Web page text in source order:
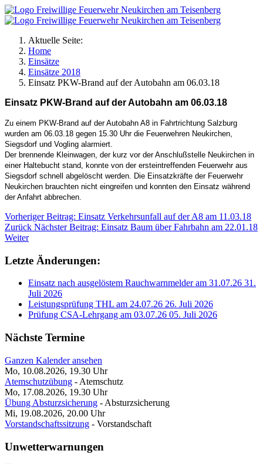
Aktuelle Seite:
Home
Einsätze
Einsätze 2018
Einsatz PKW-Brand auf der Autobahn am 06.03.18
Einsatz PKW-Brand auf der Autobahn am 06.03.18
Zu einem PKW-Brand auf der Autobahn A8 in Fahrtrichtung Salzburg
wurden am 06.03.18 gegen 15.30 Uhr die Feuerwehren Neukirchen,
Siegsdorf und Vogling alarmiert.
Der brennende Kleinwagen, der kurz vor der Anschlußstelle Neukirchen in
einer Haltebucht stand, konnte von der ersteintreffenden Feuerwehr aus
Siegsdorf schnell abgelöscht werden. Die Einsatzkräfte der Feuerwehr
Neukirchen brauchten nicht eingreifen und konnten den Einsatz während
der Anfahrt abbrechen.
Vorheriger Beitrag: Einsatz Verkehrsunfall auf der A8 am 11.03.18
Zurück Nächster Beitrag: Einsatz Baum über Fahrbahn am 22.01.18
Weiter
Letzte Änderungen:
Einsatz nach ausgelöstem Rauchwarnmelder am 31.07.26 31.
Juli 2026
Leistungsprüfung THL am 24.07.26 26. Juli 2026
Prüfung CSA-Lehrgang am 03.07.26 05. Juli 2026
Nächste Termine
Ganzen Kalender ansehen
Mo, 10.08.2026, 19.30 Uhr
Atemschutzübung - Atemschutz
Mo, 17.08.2026, 19.30 Uhr
Übung Absturzsicherung - Absturzsicherung
Mi, 19.08.2026, 20.00 Uhr
Vorstandschaftssitzung - Vorstandschaft
Unwetterwarnungen